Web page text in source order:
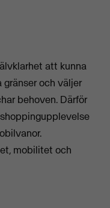
att kunna
gränser och väljer
behoven. Därför
mobilitet och